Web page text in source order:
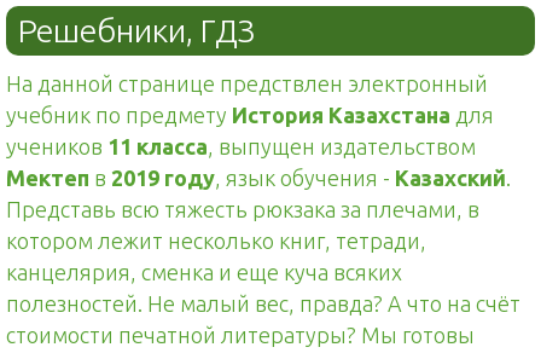
Решебники, ГДЗ
На данной странице предствлен электронный
учебник по предмету История Казахстана для
учеников 11 класса, выпущен издательством
Мектеп в 2019 году, язык обучения - Казахский.
Представь всю тяжесть рюкзака за плечами, в
котором лежит несколько книг, тетради,
канцелярия, сменка и еще куча всяких
полезностей. Не малый вес, правда? А что на счёт
стоимости печатной литературы? Мы готовы